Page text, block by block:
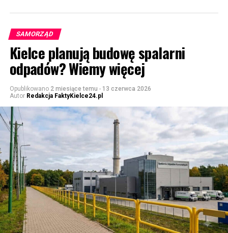
SAMORZĄD
Kielce planują budowę spalarni
odpadów? Wiemy więcej
Opublikowano 2 miesiące temu - 13 czerwca 2026
Autor Redakcja FaktyKielce24.pl